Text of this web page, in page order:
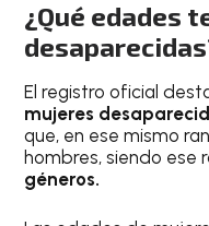
¿Qué edades
El registro oficial
mujeres
que, en ese mismo
hombres, siendo ese
géneros.